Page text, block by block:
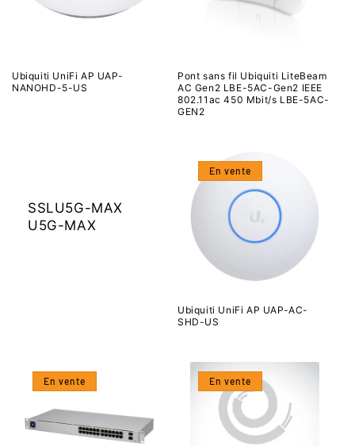
Ubiquiti UniFi AP UAP-
NANOHD-5-US
Pont sans fil Ubiquiti LiteBeam
AC Gen2 LBE-5AC-Gen2 IEEE
802.11ac 450 Mbit/s LBE-5AC-
GEN2
SSLU5G-MAX
U5G-MAX
En vente
Ubiquiti UniFi AP UAP-AC-
SHD-US
En vente En vente